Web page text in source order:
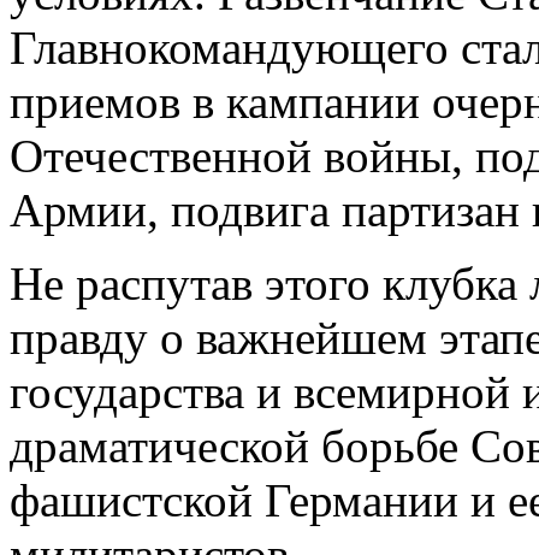
Главнокомандующего
приемов в кампании
Отечественной войны,
Армии, подвига
Не распутав этого
правду о важнейшем
государства и всемирной
драматической борьбе
фашистской Германии и